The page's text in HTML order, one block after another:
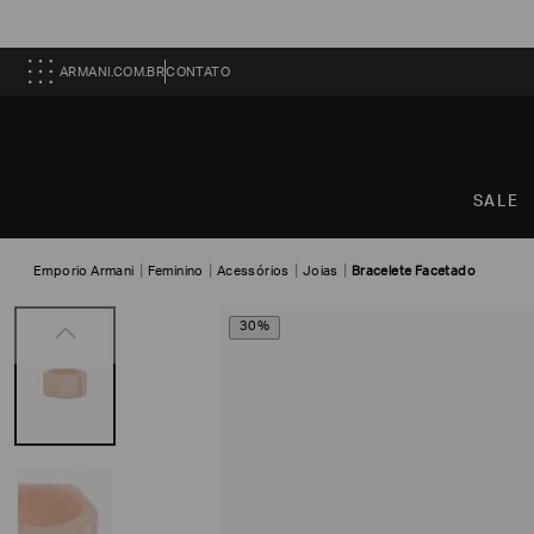
ARMANI.COM.BRCONTATO
SALE
Emporio Armani Feminino Acessórios Joias Bracelete Facetado
30%